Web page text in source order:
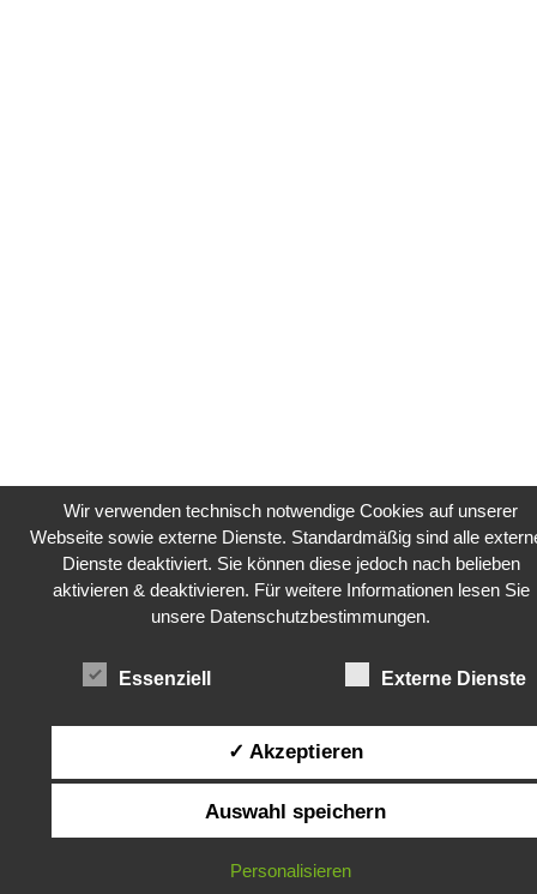
Wir verwenden technisch notwendige Cookies auf unserer
Webseite sowie externe Dienste. Standardmäßig sind alle
Dienste deaktiviert. Sie können diese jedoch nach belieben
aktivieren & deaktivieren. Für weitere Informationen lesen Sie
unsere Datenschutzbestimmungen.
Essenziell Externe Dienste
✓ Akzeptieren
Auswahl speichern
Personalisieren